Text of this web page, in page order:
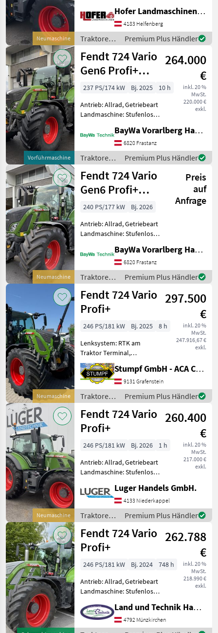
Neumaschine
Zapfwellendrehzahl:
540/540E/1000/1000E,
Höchstgeschwindigkeit in
km/h: 50 km/h, Aufla
Hofer Landmaschinen Handels GmbH.
4183 Helfenberg
Traktoren /
Fendt
Premium Plus Händler
Vorführmaschine
Fendt 724 Vario
Gen6 Profi+
Setting2
264.000
€
inkl. 20 %
MwSt.
220.000 €
exkl.
237 PS/174 kW Bj. 2025
10 h
Antrieb: Allrad, Getriebeart
Landmaschine: Stufenloses
Zapfwellendrehzahl:
540/540E/1000/1000E,
Höchstgeschwindigkeit in
km/h: 50 km/h, Aufla
BayWa Vorarlberg HandelsGmbH BayWa Technik
6820 Frastanz
Traktoren /
Fendt
Premium Plus Händler
Neumaschine
Fendt 724 Vario
Gen6 Profi+
Setting2
Preis
auf
Anfrage
240 PS/177 kW
Bj. 2026
Antrieb: Allrad, Getriebeart
Landmaschine: Stufenloses
Höchstgeschwindigkeit in
km/h: 50 km/h, Aufladung:
Turbolader, Bolzengröße
Anhängevorr
BayWa Vorarlberg HandelsGmbH BayWa Technik
6820 Frastanz
Traktoren /
Fendt
Premium Plus Händler
Neumaschine
Fendt 724 Vario
Profi+
297.500
€
inkl. 20 %
MwSt.
247.916,67 €
exkl.
246 PS/181 kW Bj. 2025
8 h
Lenksystem: RTK am
Traktor Terminal,
Zapfwellendrehzahl:
540/540E/1000/1000E,
Anhängevorrichtung:
automatisch,
Kreuzsteuerhebel:
elektrisch, Oberlenker
hinten: hydraulis
Stumpf GmbH - ACA Center Stumpf
9131 Grafenstein
Traktoren /
Fendt
Premium Plus Händler
Neumaschine
Fendt 724 Vario
Profi+
260.400
€
inkl. 20 %
MwSt.
217.000 €
exkl.
246 PS/181 kW Bj. 2026
1 h
Antrieb: Allrad, Getriebeart
Landmaschine: Stufenloses
Zapfwellendrehzahl:
540/540E/1000/1000E,
Höchstgeschwindigkeit in
km/h: 50 km/h, Aufla
Luger Handels GmbH.
4133 Niederkappel
Traktoren /
Fendt
Premium Plus Händler
Fendt 724 Vario
Profi+
262.788
€
inkl. 20 %
MwSt.
218.990 €
exkl.
246 PS/181 kW Bj. 2024
748 h
Antrieb: Allrad, Getriebeart
Landmaschine: Stufenloses
Zapfwellendrehzahl:
540/540E/1000/1000E,
Höchstgeschwindigkeit in
Land und Technik HandelsgesmbH
4792 Münzkirchen